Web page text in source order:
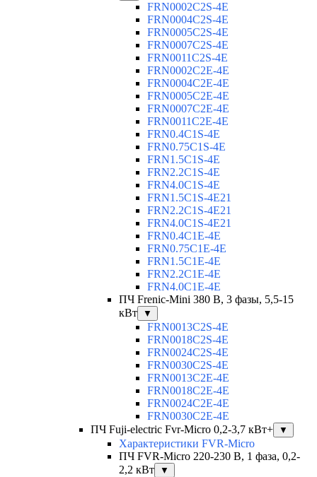
FRN0002C2S-4E
FRN0004C2S-4E
FRN0005C2S-4E
FRN0007C2S-4E
FRN0011C2S-4E
FRN0002C2E-4E
FRN0004C2E-4E
FRN0005C2E-4E
FRN0007C2E-4E
FRN0011C2E-4E
FRN0.4C1S-4E
FRN0.75C1S-4E
FRN1.5C1S-4E
FRN2.2C1S-4E
FRN4.0C1S-4E
FRN1.5C1S-4E21
FRN2.2C1S-4E21
FRN4.0C1S-4E21
FRN0.4C1E-4E
FRN0.75C1E-4E
FRN1.5C1E-4E
FRN2.2C1E-4E
FRN4.0C1E-4E
ПЧ Frenic-Mini 380 В, 3 фазы, 5,5-15
кВт
▼
FRN0013C2S-4E
FRN0018C2S-4E
FRN0024C2S-4E
FRN0030C2S-4E
FRN0013C2E-4E
FRN0018C2E-4E
FRN0024C2E-4E
FRN0030C2E-4E
ПЧ Fuji-electric Fvr-Micro 0,2-3,7 кВт+
▼
Характеристики FVR-Micro
ПЧ FVR-Micro 220-230 В, 1 фаза, 0,2-
2,2 кВт
▼